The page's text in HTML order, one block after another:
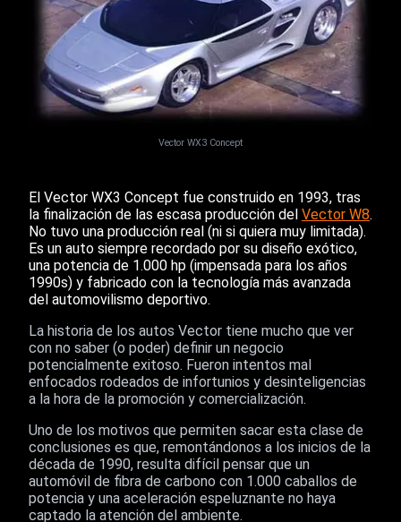
Vector WX3 Concept
El Vector WX3 Concept fue construido en 1993, tras
la finalización de las escasa producción del Vector W8.
No tuvo una producción real (ni si quiera muy limitada).
Es un auto siempre recordado por su diseño exótico,
una potencia de 1.000 hp (impensada para los años
1990s) y fabricado con la tecnología más avanzada
del automovilismo deportivo.
La historia de los autos Vector tiene mucho que ver
con no saber (o poder) definir un negocio
potencialmente exitoso. Fueron intentos mal
enfocados rodeados de infortunios y desinteligencias
a la hora de la promoción y comercialización.
Uno de los motivos que permiten sacar esta clase de
conclusiones es que, remontándonos a los inicios de la
década de 1990, resulta difícil pensar que un
automóvil de fibra de carbono con 1.000 caballos de
potencia y una aceleración espeluznante no haya
captado la atención del ambiente.